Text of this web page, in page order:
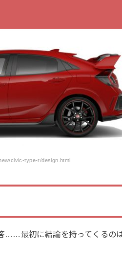
civic-type-r/design.html
……最初に結論を持ってくるの